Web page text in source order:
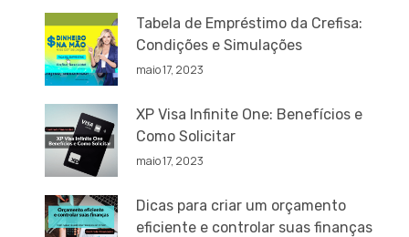
Tabela de Empréstimo da Crefisa:
Condições e Simulações
maio 17, 2023
XP Visa Infinite One: Benefícios e
Como Solicitar
maio 17, 2023
Dicas para criar um orçamento
eficiente e controlar suas finanças